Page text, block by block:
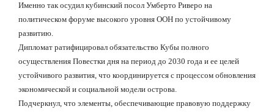
Именно так осудил кубинский посол Умберто Риверо на
политическом форуме высокого уровня ООН по устойчивому
развитию.
Дипломат ратифицировал обязательство Кубы полного
осуществления Повестки дня на период до 2030 года и ее целей
устойчивого развития, что координируется с процессом обновления
экономической и социальной модели острова.
Подчеркнул, что элементы, обеспечивающие правовую поддержку